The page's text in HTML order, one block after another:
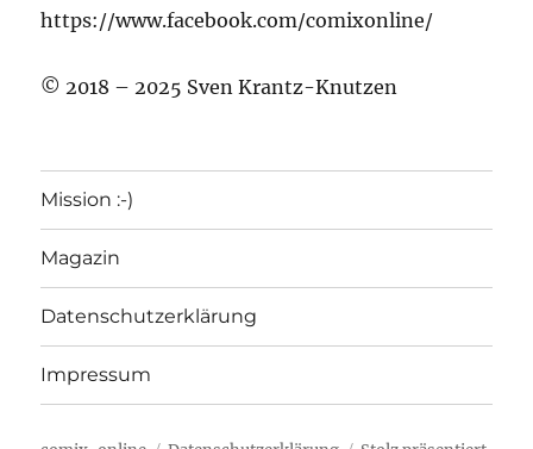
https://www.facebook.com/comixonline/
© 2018 – 2025 Sven Krantz-Knutzen
Mission :-)
Magazin
Datenschutzerklärung
Impressum